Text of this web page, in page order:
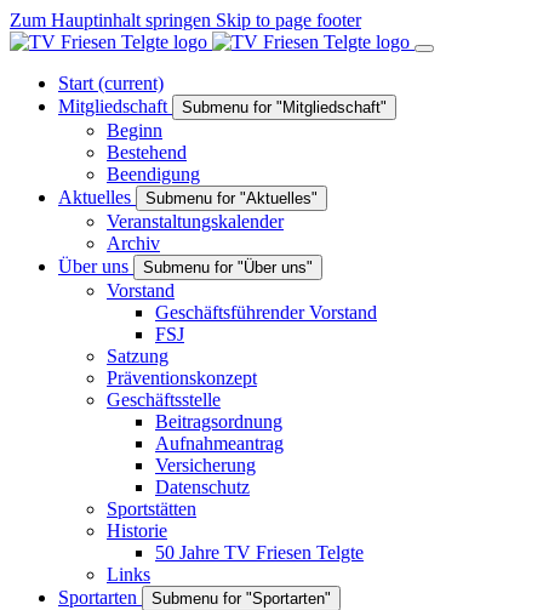
Zum Hauptinhalt springen Skip to page footer
Start (current)
Mitgliedschaft
Submenu for "Mitgliedschaft"
Beginn
Bestehend
Beendigung
Aktuelles
Submenu for "Aktuelles"
Veranstaltungskalender
Archiv
Über uns
Submenu for "Über uns"
Vorstand
Geschäftsführender Vorstand
FSJ
Satzung
Präventionskonzept
Geschäftsstelle
Beitragsordnung
Aufnahmeantrag
Versicherung
Datenschutz
Sportstätten
Historie
50 Jahre TV Friesen Telgte
Links
Sportarten
Submenu for "Sportarten"